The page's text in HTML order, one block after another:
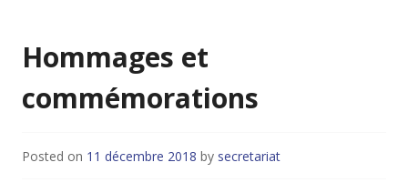
Hommages et
commémorations
Posted on 11 décembre 2018 by secretariat